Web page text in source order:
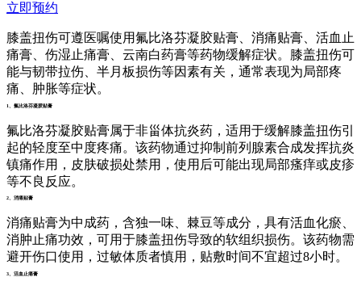
立即预约
膝盖扭伤可遵医嘱使用氟比洛芬凝胶贴膏、消痛贴膏、活血止
痛膏、伤湿止痛膏、云南白药膏等药物缓解症状。膝盖扭伤可
能与韧带拉伤、半月板损伤等因素有关，通常表现为局部疼
痛、肿胀等症状。
1、氟比洛芬凝胶贴膏
氟比洛芬凝胶贴膏属于非甾体抗炎药，适用于缓解膝盖扭伤引
起的轻度至中度疼痛。该药物通过抑制前列腺素合成发挥抗炎
镇痛作用，皮肤破损处禁用，使用后可能出现局部瘙痒或皮疹
等不良反应。
2、消痛贴膏
消痛贴膏为中成药，含独一味、棘豆等成分，具有活血化瘀、
消肿止痛功效，可用于膝盖扭伤导致的软组织损伤。该药物需
避开伤口使用，过敏体质者慎用，贴敷时间不宜超过8小时。
3、活血止痛膏